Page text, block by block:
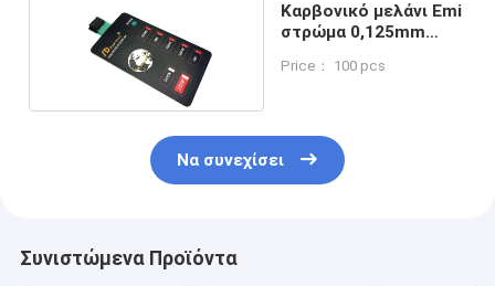
Καρβονικό μελάνι Emi
στρώμα 0,125mm
Price： 100 pcs
Να συνεχίσει
Συνιστώμενα Προϊόντα